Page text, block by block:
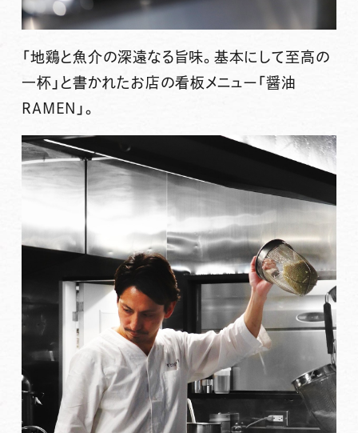
「地鶏と魚介の深遠なる旨味。基本にして至高の
一杯」と書かれたお店の看板メニュー「醤油
RAMEN」。